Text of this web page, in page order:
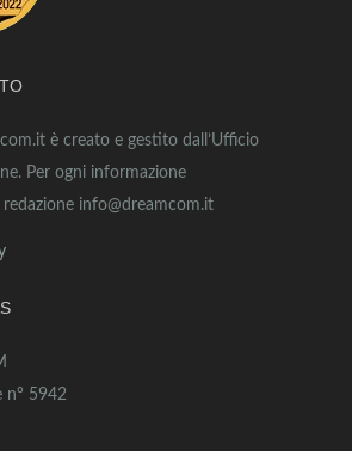
è creato e gestito dall’Ufficio
Per ogni informazione
info@dreamcom.it
n° 5942